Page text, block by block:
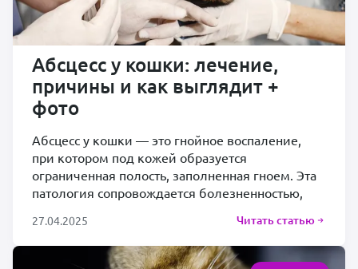
Абсцесс у кошки: лечение,
причины и как выглядит +
фото
Абсцесс у кошки — это гнойное воспаление,
при котором под кожей образуется
ограниченная полость, заполненная гноем. Эта
патология сопровождается болезненностью,
27.04.2025 Читать статью